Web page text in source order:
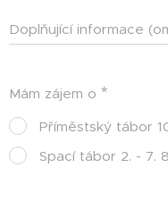
Doplňující informace
Mám zájem o
Příměstský tábor
Spací tábor 2. - 7.